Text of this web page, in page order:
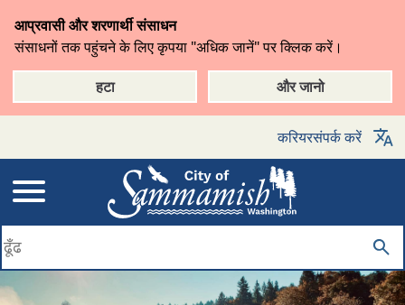
सामग्री
जाएँ
आप्रवासी और शरणार्थी संसाधन
संसाधनों तक पहुंचने के लिए कृपया "अधिक जानें" पर क्लिक करें।
हटा
और जानो
करियरसंपर्क करें